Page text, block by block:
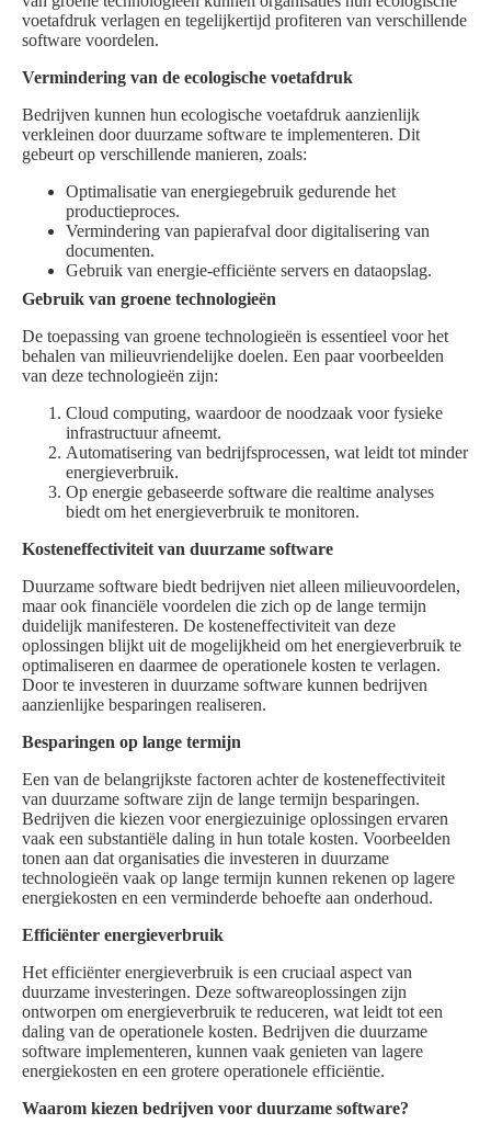
voetafdruk verlagen en tegelijkertijd profiteren van verschillende
software voordelen.
Vermindering van de ecologische voetafdruk
Bedrijven kunnen hun ecologische voetafdruk aanzienlijk
verkleinen door duurzame software te implementeren. Dit
gebeurt op verschillende manieren, zoals:
Optimalisatie van energiegebruik gedurende het
productieproces.
Vermindering van papierafval door digitalisering van
documenten.
Gebruik van energie-efficiënte servers en dataopslag.
Gebruik van groene technologieën
De toepassing van groene technologieën is essentieel voor het
behalen van milieuvriendelijke doelen. Een paar voorbeelden
van deze technologieën zijn:
Cloud computing, waardoor de noodzaak voor fysieke
infrastructuur afneemt.
Automatisering van bedrijfsprocessen, wat leidt tot minder
energieverbruik.
Op energie gebaseerde software die realtime analyses
biedt om het energieverbruik te monitoren.
Kosteneffectiviteit van duurzame software
Duurzame software biedt bedrijven niet alleen milieuvoordelen,
maar ook financiële voordelen die zich op de lange termijn
duidelijk manifesteren. De kosteneffectiviteit van deze
oplossingen blijkt uit de mogelijkheid om het energieverbruik te
optimaliseren en daarmee de operationele kosten te verlagen.
Door te investeren in duurzame software kunnen bedrijven
aanzienlijke besparingen realiseren.
Besparingen op lange termijn
Een van de belangrijkste factoren achter de kosteneffectiviteit
van duurzame software zijn de lange termijn besparingen.
Bedrijven die kiezen voor energiezuinige oplossingen ervaren
vaak een substantiële daling in hun totale kosten. Voorbeelden
tonen aan dat organisaties die investeren in duurzame
technologieën vaak op lange termijn kunnen rekenen op lagere
energiekosten en een verminderde behoefte aan onderhoud.
Efficiënter energieverbruik
Het efficiënter energieverbruik is een cruciaal aspect van
duurzame investeringen. Deze softwareoplossingen zijn
ontworpen om energieverbruik te reduceren, wat leidt tot een
daling van de operationele kosten. Bedrijven die duurzame
software implementeren, kunnen vaak genieten van lagere
energiekosten en een grotere operationele efficiëntie.
Waarom kiezen bedrijven voor duurzame software?